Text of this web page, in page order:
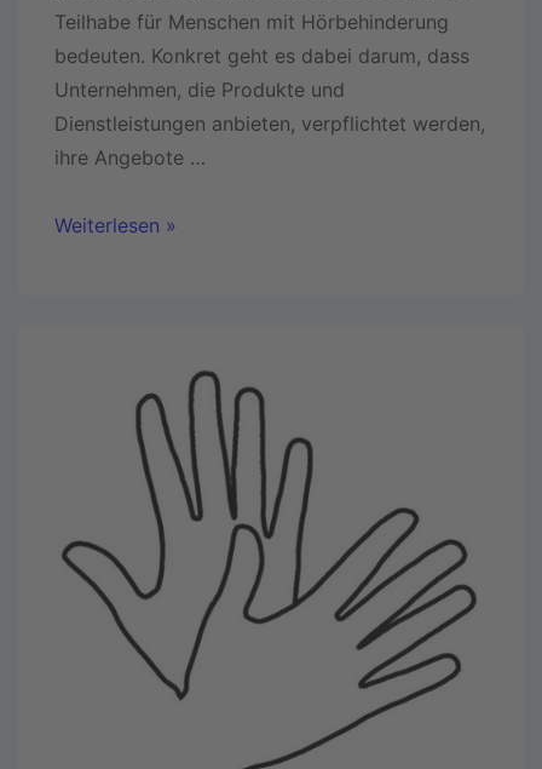
Teilhabe für Menschen mit Hörbehinderung
bedeuten. Konkret geht es dabei darum, dass
Unternehmen, die Produkte und
Dienstleistungen anbieten, verpflichtet werden,
ihre Angebote …
Weiterlesen »